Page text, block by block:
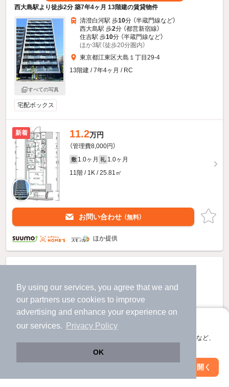
By using our services, you agree that we and
our partners use cookies to improve
advertising and enhance your experience on
our services.
Privacy Policy
OK
アプリに切り替えて、サクサクお部屋探し
会員登録なしですぐ使える。マップ検索やお気に入り保存など、
アプリを開く
西大島駅より徒歩2分 築7年4ヶ月 13階建の賃貸物件
すべての写真
清澄白河駅 歩10分 （半蔵門線など）
西大島駅 歩2分 （都営新宿線）
住吉駅 歩10分 （半蔵門線など）
ほか3駅（徒歩20分圏内）
東京都江東区大島１丁目29-4
13階建 / 7年4ヶ月 / RC
宅配ボックス
新着 11.2万円
（管理費8,000円）
敷 1.0ヶ月 礼 1.0ヶ月
11階 / 1K / 25.81㎡
お問い合わせ （無料）
ほか提供
絞り込み条件を変更